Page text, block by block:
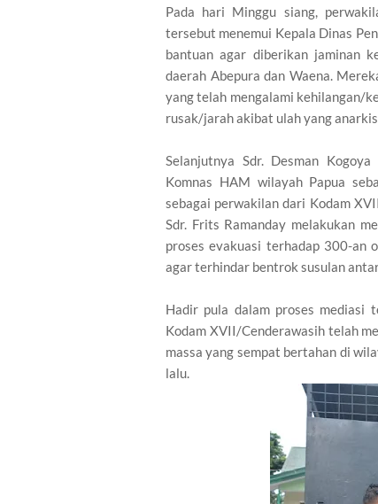
Pada hari Minggu siang,
tersebut menemui Kepala Dinas
bantuan agar diberikan jaminan
daerah Abepura dan Waena.
yang telah mengalami kehilangan/
rusak/jarah akibat ulah yang
Selanjutnya Sdr. Desman
Komnas HAM wilayah Papua
sebagai perwakilan dari Kodam
Sdr. Frits Ramanday melakukan
proses evakuasi terhadap 300-an
agar terhindar bentrok susulan
Hadir pula dalam proses mediasi
Kodam XVII/Cenderawasih telah
massa yang sempat bertahan di
lalu.